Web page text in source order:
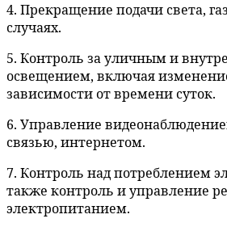
4. Прекращение подачи света,
случаях.
5. Контроль за уличным и
освещением, включая
зависимости от времени суток.
6. Управление
связью, интернетом.
7. Контроль над потреблением
также контроль и управление
электропитанием.